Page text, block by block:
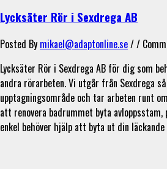
Lycksäter Rör i Sexdrega AB
Posted By mikael@adaptonline.se/ /
Lycksäter Rör i Sexdrega AB för dig som
andra rörarbeten. Vi utgår från Sexdrega
upptagningsområde och tar arbeten runt
att renovera badrummet byta
enkel behöver hjälp att byta ut din